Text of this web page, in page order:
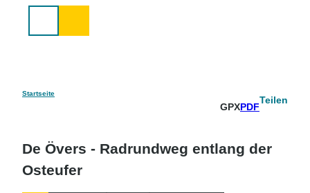
Startseite
GPXPDF
Teilen
De Övers - Radrundweg entlang der
Osteufer